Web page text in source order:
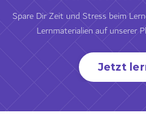
Spare Dir Zeit und Stress beim
Lernmaterialien auf unserer
Jetzt